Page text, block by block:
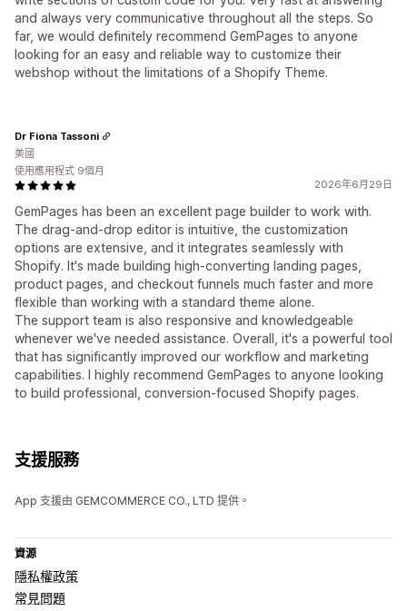
and always very communicative throughout all the steps. So
far, we would definitely recommend GemPages to anyone
looking for an easy and reliable way to customize their
webshop without the limitations of a Shopify Theme.
2026年6月29日
GemPages has been an excellent page builder to work with.
The drag-and-drop editor is intuitive, the customization
options are extensive, and it integrates seamlessly with
Shopify. It's made building high-converting landing pages,
product pages, and checkout funnels much faster and more
flexible than working with a standard theme alone.
The support team is also responsive and knowledgeable
whenever we've needed assistance. Overall, it's a powerful tool
that has significantly improved our workflow and marketing
capabilities. I highly recommend GemPages to anyone looking
to build professional, conversion-focused Shopify pages.
Dr Fiona Tassoni
美國
使用應用程式 9個月
支援服務
App 支援由 GEMCOMMERCE CO., LTD 提供。
資源
隱私權政策
常見問題